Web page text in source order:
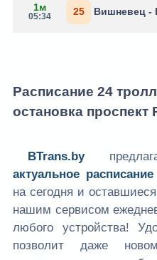
1м
05:34 25 Вишневец -
Расписание 24
остановка проспект
BTrans.by
актуальное
на сегодня и
нашим сервисом
любого устройства!
позволит даже